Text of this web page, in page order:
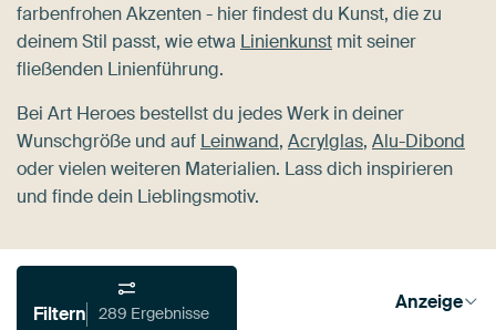
farbenfrohen Akzenten - hier findest du Kunst, die zu
deinem Stil passt, wie etwa Linienkunst mit seiner
fließenden Linienführung.
Bei Art Heroes bestellst du jedes Werk in deiner
Wunschgröße und auf Leinwand, Acrylglas, Alu-Dibond
oder vielen weiteren Materialien. Lass dich inspirieren
und finde dein Lieblingsmotiv.
Filtern 289 Ergebnisse Anzeige